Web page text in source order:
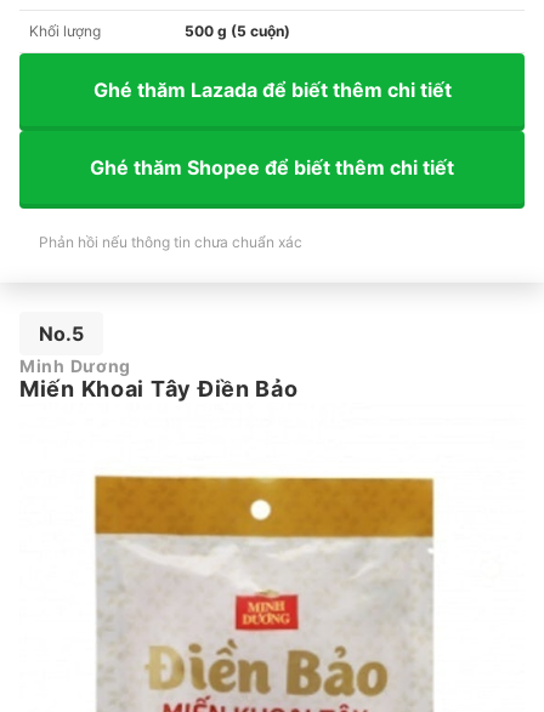
Khối lượng 500 g (5 cuộn)
Ghé thăm Lazada để biết thêm chi tiết
Ghé thăm Shopee để biết thêm chi tiết
Phản hồi nếu thông tin chưa chuẩn xác
No.5
Minh Dương
Miến Khoai Tây Điền Bảo